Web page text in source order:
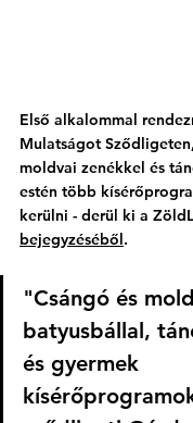
Első alkalommal
Mulatságot
moldvai zenékkel és
estén több
kerülni - derül ki a
bejegyzéséből.
"Csángó és
batyusbállal,
és gyermek